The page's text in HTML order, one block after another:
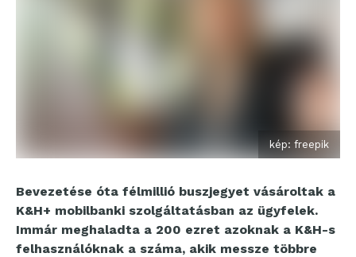
kép: freepik
Bevezetése óta félmillió buszjegyet vásároltak a
K&H+ mobilbanki szolgáltatásban az ügyfelek.
Immár meghaladta a 200 ezret azoknak a K&H-s
felhasználóknak a száma, akik messze többre